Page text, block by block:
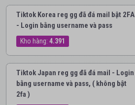
Tiktok Korea reg gg đã đá mail bật 2FA
- Login bằng username và pass
Kho hàng: 4.391
Tiktok Japan reg gg đã đá mail - Login
bằng username và pass, ( không bật
2fa )